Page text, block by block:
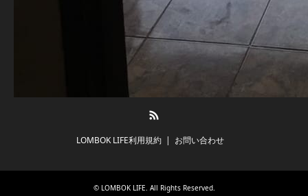
LOMBOK LIFE利用規約 お問い合わせ
© LOMBOK LIFE. All Rights Reserved.